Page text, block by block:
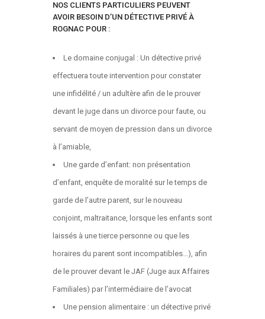
NOS CLIENTS PARTICULIERS PEUVENT
AVOIR BESOIN D’UN DÉTECTIVE PRIVÉ À
ROGNAC POUR :
Le domaine conjugal : Un détective privé
effectuera toute intervention pour constater
une infidélité / un adultère afin de le prouver
devant le juge dans un divorce pour faute, ou
servant de moyen de pression dans un divorce
à l’amiable,
Une garde d’enfant: non présentation
d’enfant, enquête de moralité sur le temps de
garde de l’autre parent, sur le nouveau
conjoint, maltraitance, lorsque les enfants sont
laissés à une tierce personne ou que les
horaires du parent sont incompatibles…), afin
de le prouver devant le JAF (Juge aux Affaires
Familiales) par l’intermédiaire de l’avocat
Une pension alimentaire : un détective privé